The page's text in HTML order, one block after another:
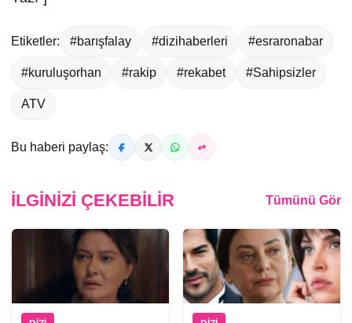
Etiketler: #barışfalay #dizihaberleri #esraronabar
#kuruluşorhan #rakip #rekabet #Sahipsizler
ATV
Bu haberi paylaş:
İLGINIZI ÇEKEBILIR Tümünü Gör